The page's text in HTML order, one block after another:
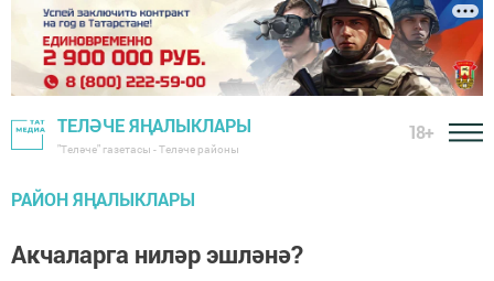
ТЕЛӘЧЕ ЯҢАЛЫКЛАРЫ
"Теләче" газетасы - Теләче районы
18+
РАЙОН ЯҢАЛЫКЛАРЫ
Акчаларга ниләр эшләнә?